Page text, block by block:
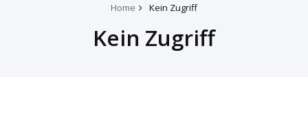
Home Kein Zugriff
Kein Zugriff